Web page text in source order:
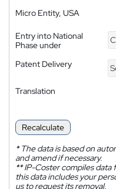
Micro Entity, USA
Entry into National
Phase under
Patent Delivery
Translation
Recalculate
*The data is based on
and amend if necessary.
**IP-Coster compiles data
this data includes your
us to request its removal.